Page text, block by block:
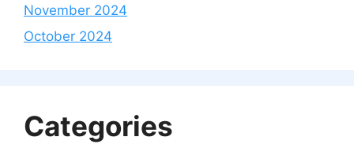
November 2024
October 2024
Categories